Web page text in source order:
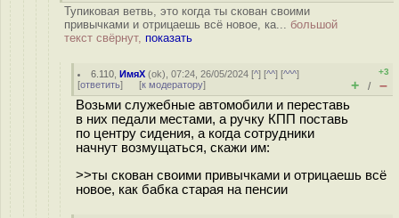
Тупиковая ветвь, это когда ты скован своими
привычками и отрицаешь всё новое, ка... большой
текст свёрнут, показать
6.110 ,ИмяХ (ok), 07:24, 26/05/2024 [^] [^^] [^^^]
[ответить] [к модератору]
+3
+ / –
Возьми служебные автомобили и переставь
в них педали местами, а ручку КПП поставь
по центру сидения, а когда сотрудники
начнут возмущаться, скажи им:
>>ты скован своими привычками и отрицаешь всё
новое, как бабка старая на пенсии